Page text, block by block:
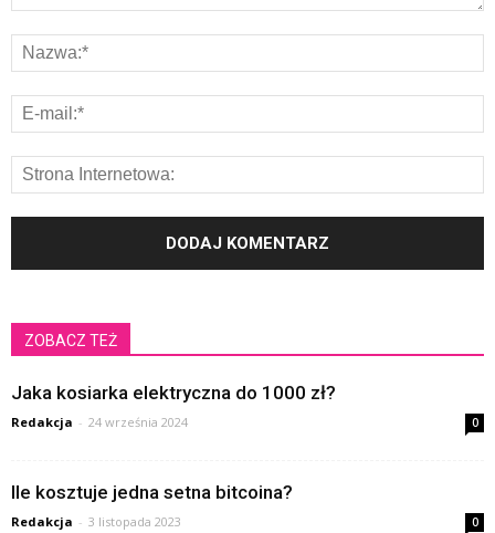
ZOBACZ TEŻ
Jaka kosiarka elektryczna do 1000 zł?
Redakcja - 24 września 2024 0
Ile kosztuje jedna setna bitcoina?
Redakcja - 3 listopada 2023 0